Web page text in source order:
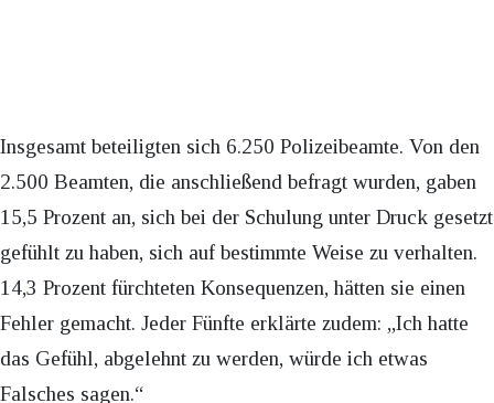
Insgesamt beteiligten sich 6.250 Polizeibeamte. Von den
2.500 Beamten, die anschließend befragt wurden, gaben
15,5 Prozent an, sich bei der Schulung unter Druck gesetzt
gefühlt zu haben, sich auf bestimmte Weise zu verhalten.
14,3 Prozent fürchteten Konsequenzen, hätten sie einen
Fehler gemacht. Jeder Fünfte erklärte zudem: „Ich hatte
das Gefühl, abgelehnt zu werden, würde ich etwas
Falsches sagen.“